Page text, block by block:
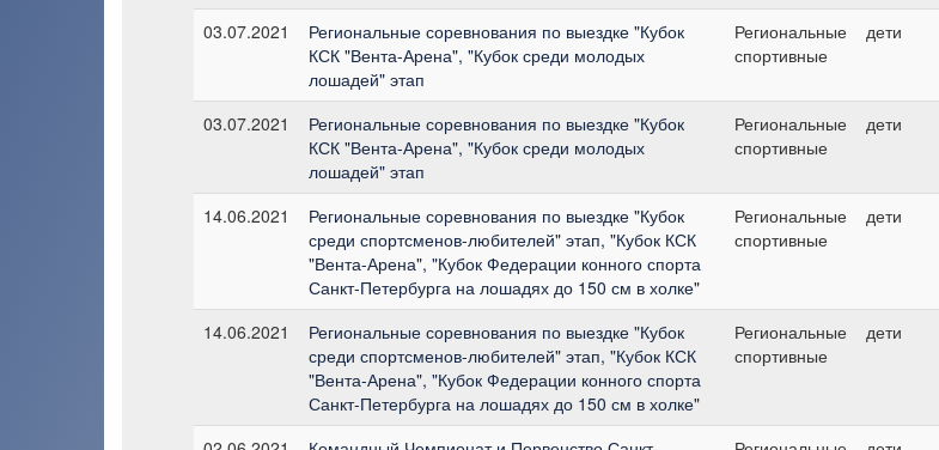
03.07.2021
Региональные соревнования по выездке "Кубок
КСК "Вента-Арена", "Кубок среди молодых
лошадей" этап
Региональные
спортивные
дети
03.07.2021
Региональные соревнования по выездке "Кубок
КСК "Вента-Арена", "Кубок среди молодых
лошадей" этап
Региональные
спортивные
дети
14.06.2021
Региональные соревнования по выездке "Кубок
среди спортсменов-любителей" этап, "Кубок КСК
"Вента-Арена", "Кубок Федерации конного спорта
Санкт-Петербурга на лошадях до 150 см в холке"
Региональные
спортивные
дети
14.06.2021
Региональные соревнования по выездке "Кубок
среди спортсменов-любителей" этап, "Кубок КСК
"Вента-Арена", "Кубок Федерации конного спорта
Санкт-Петербурга на лошадях до 150 см в холке"
Региональные
спортивные
дети